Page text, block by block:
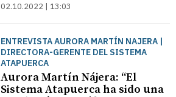
02.10.2022 | 13:03
ENTREVISTA AURORA MARTÍN NAJERA |
DIRECTORA-GERENTE DEL SISTEMA
ATAPUERCA
Aurora Martín Nájera: “El
Sistema Atapuerca ha sido una